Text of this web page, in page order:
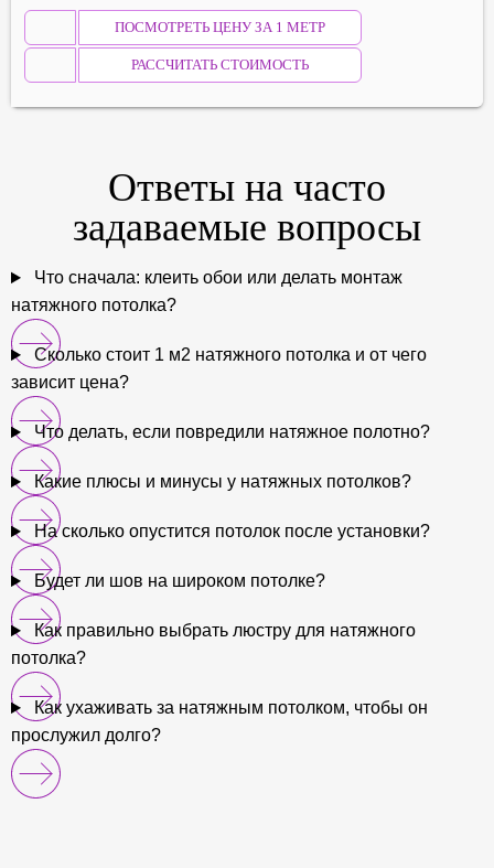
ПОСМОТРЕТЬ ЦЕНУ ЗА 1 МЕТР
РАССЧИТАТЬ СТОИМОСТЬ
Ответы на часто
задаваемые вопросы
Что сначала: клеить обои или делать монтаж
натяжного потолка?
Сколько стоит 1 м2 натяжного потолка и от чего
зависит цена?
Что делать, если повредили натяжное полотно?
Какие плюсы и минусы у натяжных потолков?
На сколько опустится потолок после установки?
Будет ли шов на широком потолке?
Как правильно выбрать люстру для натяжного
потолка?
Как ухаживать за натяжным потолком, чтобы он
прослужил долго?